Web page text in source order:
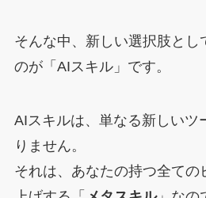
そんな中、新しい選択肢とし
のが「AIスキル」です。
AIスキルは、単なる新しいツ
りません。
それは、あなたの持つ全ての